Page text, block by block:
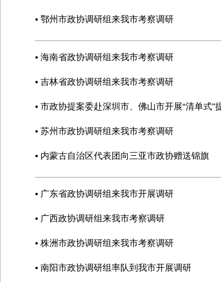
• 鄂州市政协调研组来我市考察调研
• 海南省政协调研组来我市考察调研
• 吉林省政协调研组来我市考察调研
• 市政协提案委赴深圳市、佛山市开展“清单式”
• 苏州市政协调研组来我市考察调研
• 内蒙古自治区代表团向三亚市政协赠送锦旗
• 广东省政协调研组来我市开展调研
• 广西政协调研组来我市考察调研
• 株洲市政协调研组来我市考察调研
• 南阳市政协调研组率队到我市开展调研